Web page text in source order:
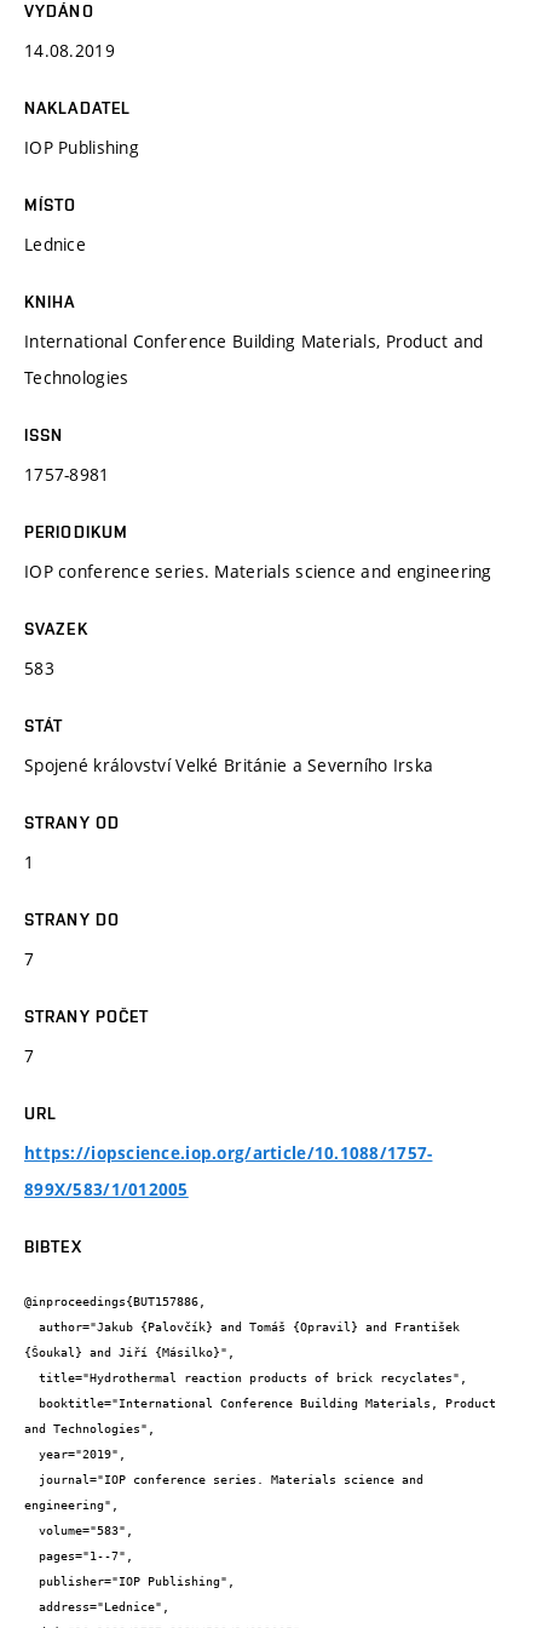
VYDÁNO
14.08.2019
NAKLADATEL
IOP Publishing
MÍSTO
Lednice
KNIHA
International Conference Building Materials, Product and
Technologies
ISSN
1757-8981
PERIODIKUM
IOP conference series. Materials science and engineering
SVAZEK
583
STÁT
Spojené království Velké Británie a Severního Irska
STRANY OD
1
STRANY DO
7
STRANY POČET
7
URL
https://iopscience.iop.org/article/10.1088/1757-
899X/583/1/012005
BIBTEX
@inproceedings{BUT157886,
{Šoukal} and Jiří {Másilko}",
and Technologies",
engineering",